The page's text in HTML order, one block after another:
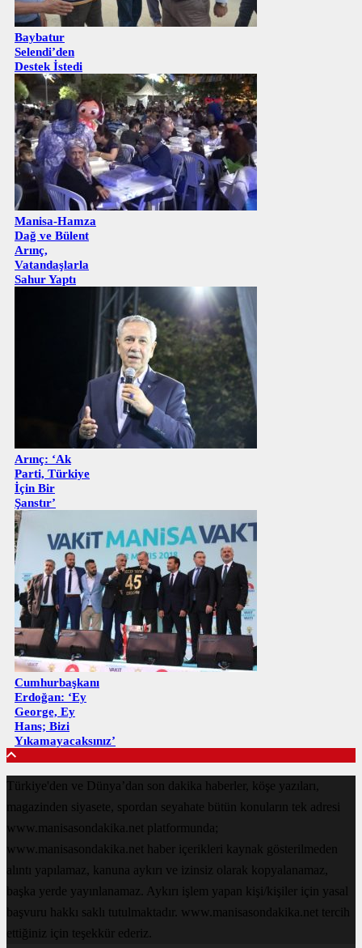
Baybatur
Selendi’den
Destek İstedi
Manisa-Hamza
Dağ ve Bülent
Arınç,
Vatandaşlarla
Sahur Yaptı
Arınç: ‘Ak
Parti, Türkiye
İçin Bir
Şanstır’
Cumhurbaşkanı
Erdoğan: ‘Ey
George, Ey
Hans; Bizi
Yıkamayacaksınız’
Türkiye'den ve Dünya’dan son dakika haberler, köşe yazıları,
magazinden siyasete, spordan seyahate bütün konuların tek adresi
www.manisasondakika.net platformunda;
www.manisasondakika.net haber içerikleri kaynak gösterilmeden
alıntı yapılamaz, kanuna aykırı ve izinsiz olarak kopyalanamaz,
başka yerde yayınlanamaz. Aykırı işlem yapan kişi/kişiler için yasal
başvuru hakkı saklı tutulmaktadır. www.manisasondakika.net tercih
ettiğiniz için teşekkür ederiz.